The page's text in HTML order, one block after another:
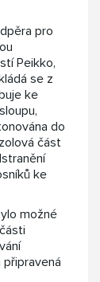
pro
Peikko,
se z
ke
do
část
ke
možné
připravená